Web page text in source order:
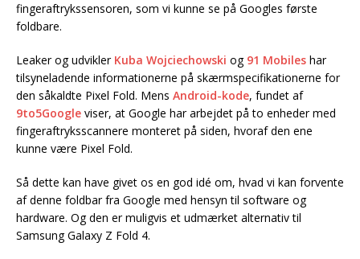
fingeraftrykssensoren, som vi kunne se på Googles første
foldbare.
Leaker og udvikler Kuba Wojciechowski og 91 Mobiles har
tilsyneladende informationerne på skærmspecifikationerne for
den såkaldte Pixel Fold. Mens Android-kode, fundet af
9to5Google viser, at Google har arbejdet på to enheder med
fingeraftryksscannere monteret på siden, hvoraf den ene
kunne være Pixel Fold.
Så dette kan have givet os en god idé om, hvad vi kan forvente
af denne foldbar fra Google med hensyn til software og
hardware. Og den er muligvis et udmærket alternativ til
Samsung Galaxy Z Fold 4.